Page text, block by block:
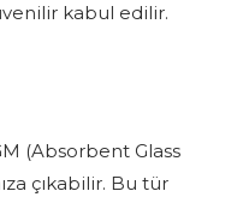
kabul edilir.
(Absorbent Glass
çıkabilir. Bu tür